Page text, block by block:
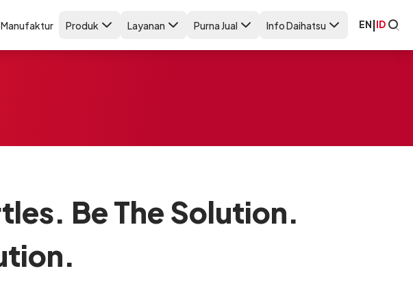
Manufaktur Produk Layanan Purna Jual Info Daihatsu EN|ID
Be The Solution.